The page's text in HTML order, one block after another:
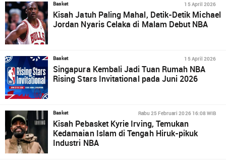
Basket 15 April 2026
Kisah Jatuh Paling Mahal, Detik-Detik Michael
Jordan Nyaris Celaka di Malam Debut NBA
Basket 15 April 2026
Singapura Kembali Jadi Tuan Rumah NBA
Rising Stars Invitational pada Juni 2026
Basket Rabu 25 Februari 2026 16:08 WIB
Kisah Pebasket Kyrie Irving, Temukan
Kedamaian Islam di Tengah Hiruk-pikuk
Industri NBA